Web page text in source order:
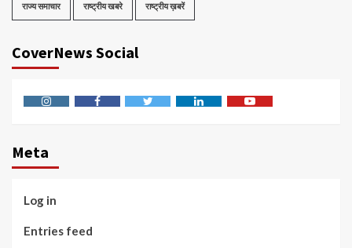
राज्य समाचार राष्ट्रीय खबरे राष्ट्रीय ख़बरें
CoverNews Social
Meta
Log in
Entries feed